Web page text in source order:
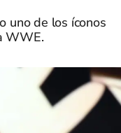
uno de los íconos
WWE.